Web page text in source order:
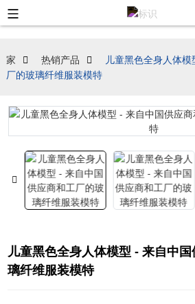
家 热销产品
儿童黑色全身人体
厂的玻璃纤维服装模特
儿童黑色全身人体模型 - 来自中
璃纤维服装模特